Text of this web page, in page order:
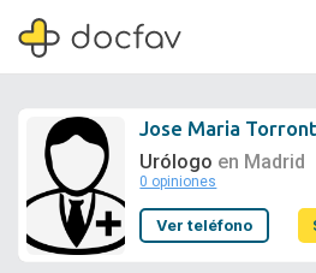
Soporte
Jose Maria
Urólogo en Madrid
0 opiniones
Ver teléfono